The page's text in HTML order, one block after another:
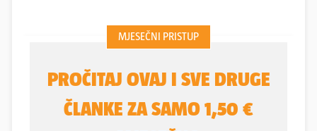
kampu na Krku, a drugi je nešto stariji - nekad
crveni vatrogasni kamion iz 1976. godine, koji je